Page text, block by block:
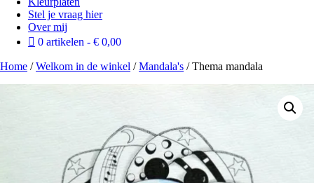
Stel je vraag hier
Over mij
0 artikelen
€ 0,00
Home /Welkom in de winkel /Mandala's / Thema mandala